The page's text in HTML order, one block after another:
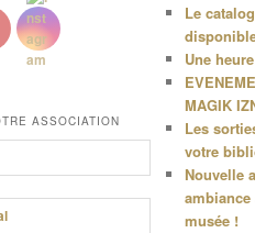
ASSOCIATION
Le
Une
MAGIK
Les
votre
Nouvelle
musée !